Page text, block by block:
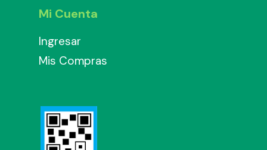
Mi Cuenta
Ingresar
Mis Compras